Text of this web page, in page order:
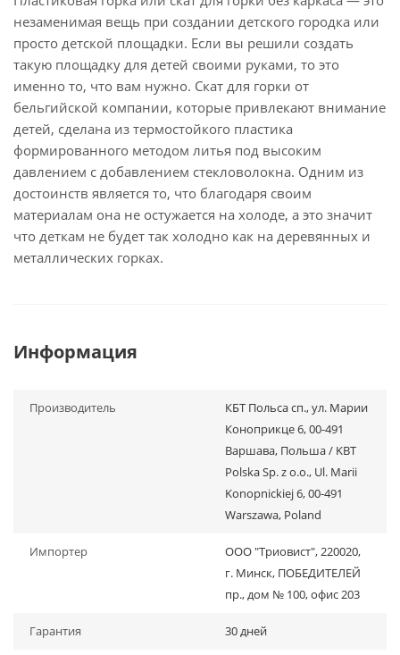
незаменимая вещь при создании детского городка или
просто детской площадки. Если вы решили создать
такую площадку для детей своими руками, то это
именно то, что вам нужно. Скат для горки от
бельгийской компании, которые привлекают внимание
детей, сделана из термостойкого пластика
формированного методом литья под высоким
давлением с добавлением стекловолокна. Одним из
достоинств является то, что благодаря своим
материалам она не остужается на холоде, а это значит
что деткам не будет так холодно как на деревянных и
металлических горках.
Информация
Производитель
КБТ Польса сп., ул. Марии
Коноприкце 6, 00-491
Варшава, Польша / KBT
Polska Sp. z o.o., Ul. Marii
Konopnickiej 6, 00-491
Warszawa, Poland
Импортер
ООО "Триовист", 220020,
г. Минск, ПОБЕДИТЕЛЕЙ
пр., дом № 100, офис 203
Гарантия 30 дней